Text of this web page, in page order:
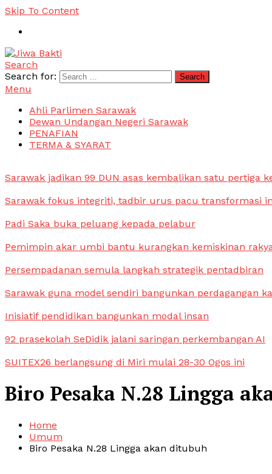
Skip To Content
Jiwa Bakti
Suara PBB Sarawak
Search
Search for:
Menu
Ahli Parlimen Sarawak
Dewan Undangan Negeri Sarawak
PENAFIAN
TERMA & SYARAT
Sarawak jadikan 99 DUN asas kembalikan satu pertiga
Sarawak fokus integriti, tadbir urus pacu transformasi
Padi Saka buka peluang kepada pelabur
Pemimpin akar umbi bantu kurangkan kemiskinan
Persempadanan semula langkah strategik pentadbiran
Sarawak guna model sendiri bangunkan perdagangan
Inisiatif pendidikan bangunkan modal insan
92 prasekolah SeDidik jalani saringan perkembangan AI
SUITEX26 berlangsung di Miri mulai 28-30 Ogos ini
Biro Pesaka N.28 Lingga
Home
Umum
Biro Pesaka N.28 Lingga akan ditubuh